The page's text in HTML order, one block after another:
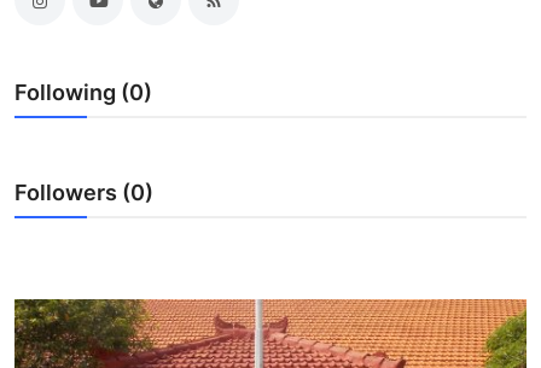
Galeri Dispendikbud Sidoarjo
Lainnya
Following (0)
Followers (0)